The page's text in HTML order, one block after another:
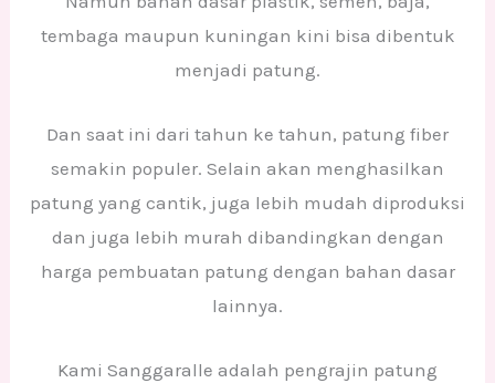
tembaga maupun kuningan kini bisa dibentuk
menjadi patung.
Dan saat ini dari tahun ke tahun, patung fiber
semakin populer. Selain akan menghasilkan
patung yang cantik, juga lebih mudah diproduksi
dan juga lebih murah dibandingkan dengan
harga pembuatan patung dengan bahan dasar
lainnya.
Kami Sanggaralle adalah pengrajin patung